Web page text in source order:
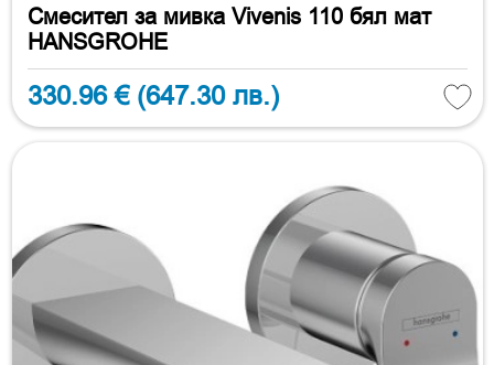
Смесител за мивка Vivenis 110 бял мат
HANSGROHE
330.96 € (647.30 лв.)